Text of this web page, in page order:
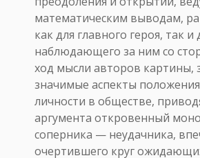
математическим выводам,
как для главного героя, так и
наблюдающего за ним со
ход мысли авторов картины,
значимые аспекты
личности в обществе,
аргумента откровенный
соперника — неудачника,
очертившего круг